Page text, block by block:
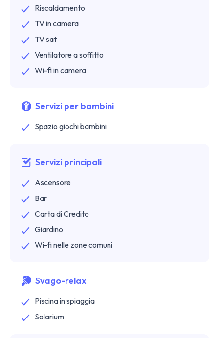
Riscaldamento
TV in camera
TV sat
Ventilatore a soffitto
Wi-fi in camera
Servizi per bambini
Spazio giochi bambini
Servizi principali
Ascensore
Bar
Carta di Credito
Giardino
Wi-fi nelle zone comuni
Svago-relax
Piscina in spiaggia
Solarium